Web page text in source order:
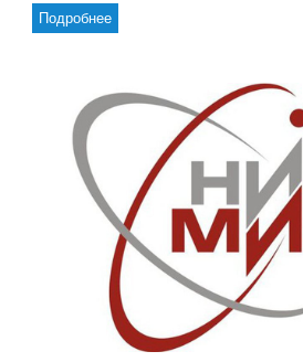
Подробнее